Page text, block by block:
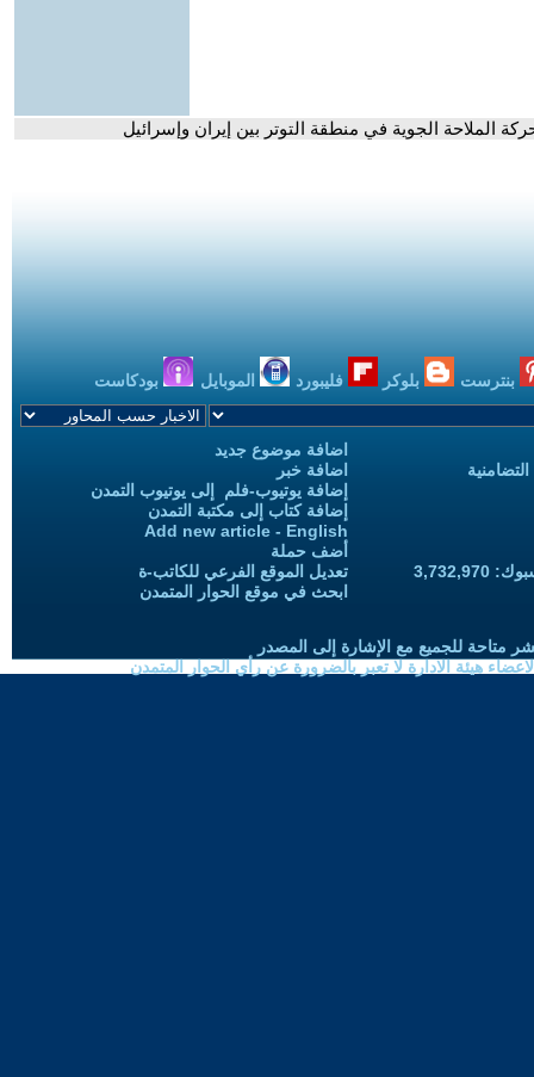
الملاحة الجوية في منطقة التوتر بين إيران وإسرائيل
بنترست بلوكر فليبورد الموبايل بودكاست
اضافة موضوع جديد
اضافة خبر
إضافة يوتيوب-فلم إلى يوتيوب التمدن
إضافة كتاب إلى مكتبة التمدن
Add new article - English
أضف حملة
تعديل الموقع الفرعي للكاتب-ة
ابحث في موقع الحوار المتمدن
متاحة للجميع مع الإشارة إلى المصدر
هيئة الادارة لا تعبر بالضرورة عن رأي الحوار المتمدن